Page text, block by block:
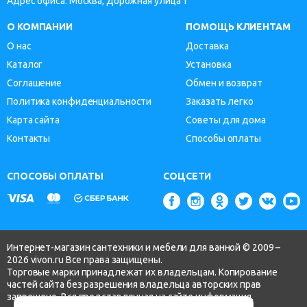
О КОМПАНИИ
О нас
Каталог
Соглашение
Политика конфиденциальности
Карта сайта
Контакты
ПОМОЩЬ КЛИЕНТАМ
Доставка
Установка
Обмен и возврат
Заказать легко
Советы для дома
Способы оплаты
СПОСОБЫ ОПЛАТЫ СОЦСЕТИ
Интернет-магазин сантехники и мебели для ванной © 2009 –
2026 vivon.ru Все права защищены.
Торговые марки принадлежат их владельцам. Копирование
частей сайта без разрешения владельца авторских прав
запрещено. Вся представленная на сайте информация,